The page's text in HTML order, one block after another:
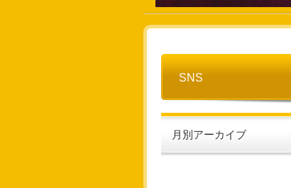
SNS
月別アーカイブ